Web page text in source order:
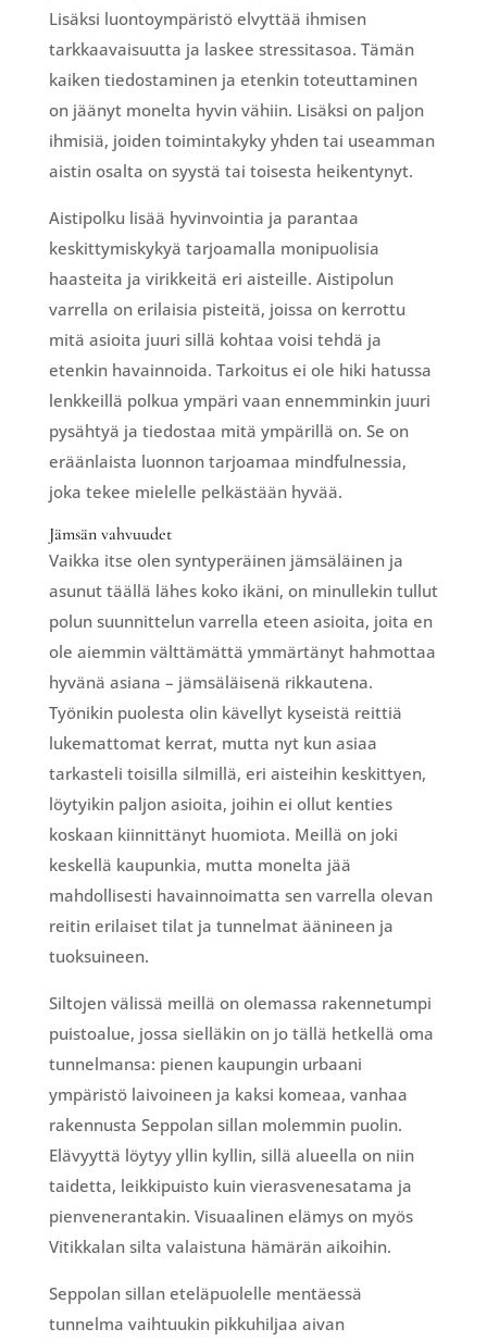
Lisäksi luontoympäristö elvyttää ihmisen
tarkkaavaisuutta ja laskee stressitasoa. Tämän
kaiken tiedostaminen ja etenkin toteuttaminen
on jäänyt monelta hyvin vähiin. Lisäksi on paljon
ihmisiä, joiden toimintakyky yhden tai useamman
aistin osalta on syystä tai toisesta heikentynyt.
Aistipolku lisää hyvinvointia ja parantaa
keskittymiskykyä tarjoamalla monipuolisia
haasteita ja virikkeitä eri aisteille. Aistipolun
varrella on erilaisia pisteitä, joissa on kerrottu
mitä asioita juuri sillä kohtaa voisi tehdä ja
etenkin havainnoida. Tarkoitus ei ole hiki hatussa
lenkkeillä polkua ympäri vaan ennemminkin juuri
pysähtyä ja tiedostaa mitä ympärillä on. Se on
eräänlaista luonnon tarjoamaa mindfulnessia,
joka tekee mielelle pelkästään hyvää.
Jämsän vahvuudet
Vaikka itse olen syntyperäinen jämsäläinen ja
asunut täällä lähes koko ikäni, on minullekin tullut
polun suunnittelun varrella eteen asioita, joita en
ole aiemmin välttämättä ymmärtänyt hahmottaa
hyvänä asiana – jämsäläisenä rikkautena.
Työnikin puolesta olin kävellyt kyseistä reittiä
lukemattomat kerrat, mutta nyt kun asiaa
tarkasteli toisilla silmillä, eri aisteihin keskittyen,
löytyikin paljon asioita, joihin ei ollut kenties
koskaan kiinnittänyt huomiota. Meillä on joki
keskellä kaupunkia, mutta monelta jää
mahdollisesti havainnoimatta sen varrella olevan
reitin erilaiset tilat ja tunnelmat äänineen ja
tuoksuineen.
Siltojen välissä meillä on olemassa rakennetumpi
puistoalue, jossa sielläkin on jo tällä hetkellä oma
tunnelmansa: pienen kaupungin urbaani
ympäristö laivoineen ja kaksi komeaa, vanhaa
rakennusta Seppolan sillan molemmin puolin.
Elävyyttä löytyy yllin kyllin, sillä alueella on niin
taidetta, leikkipuisto kuin vierasvenesatama ja
pienvenerantakin. Visuaalinen elämys on myös
Vitikkalan silta valaistuna hämärän aikoihin.
Seppolan sillan eteläpuolelle mentäessä
tunnelma vaihtuukin pikkuhiljaa aivan